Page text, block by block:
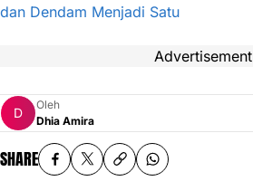
dan Dendam Menjadi Satu
Advertisement
Oleh
Dhia Amira
SHARE